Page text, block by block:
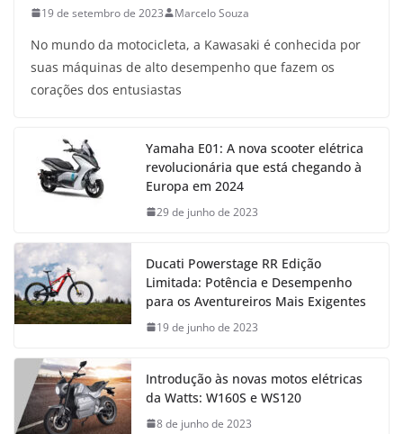
19 de setembro de 2023 Marcelo Souza
No mundo da motocicleta, a Kawasaki é conhecida por
suas máquinas de alto desempenho que fazem os
corações dos entusiastas
Yamaha E01: A nova scooter elétrica
revolucionária que está chegando à
Europa em 2024
29 de junho de 2023
Ducati Powerstage RR Edição
Limitada: Potência e Desempenho
para os Aventureiros Mais Exigentes
19 de junho de 2023
Introdução às novas motos elétricas
da Watts: W160S e WS120
8 de junho de 2023